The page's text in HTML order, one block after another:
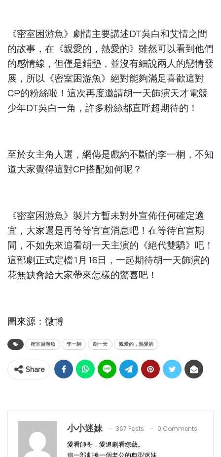
《密室困游魚》劇情主要講述DT吳白和艾情之間
的故事，在《親愛的，熱愛的》雖然可以看到他們
的感情線，但僅是鋪墊，並沒有細說兩人的戀情發
展，所以《密室困游魚》絕對能夠滿足喜歡這對
CP的粉絲啦！這次再度邀請胡一天飾演天才電競
少年DT吳白一角，許多粉絲都直呼超期待的！
至於女主角人選，網傳是戲約不斷的李一桐，不知
道大家覺得這對CP搭配如何呢？
《密室困游魚》製片方暫未對外宣佈任何確定適
宜，大家還是再等等官宣消息吧！在等待官宣期
間，不如先來追看胡一天主演的《絕代雙驕》吧！
這部劇正式定檔1月16日，一起期待胡一天飾演的
花無缺會給大家帶來怎樣的驚喜吧！
圖來源：微博
密室困游魚 李一桐 胡一天 親愛的，熱愛的
Share
小小迷妹 367 Posts 0 Comments
愛看帥哥，愛追劇看綜藝。
追一部劇換一個老公的典型迷妹。